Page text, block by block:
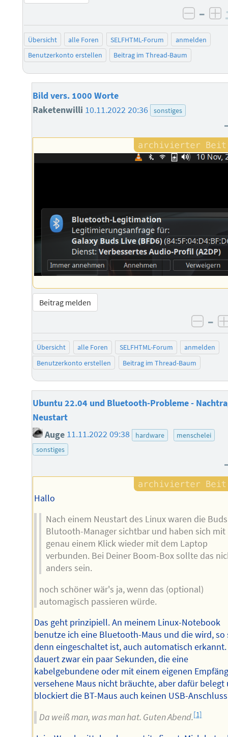
–
Übersicht alle Foren SELFHTML-Forum
anmelden
Benutzerkonto erstellen
Beitrag im Thread-Baum
Bild vers. 1000 Worte
Raketenwilli 10.11.2022 20:36 sonstiges
Beitrag melden
–
Übersicht alle Foren SELFHTML-Forum
anmelden
Benutzerkonto erstellen
Beitrag im Thread-Baum
Ubuntu 22.04 und Bluetooth-Probleme -
Neustart
Auge 11.11.2022 09:38 hardware
menschelei
sonstiges
Hallo
Nach einem Neustart des Linux waren die
Blutooth-Manager sichtbar und haben sich mit
genau einem Klick wieder mit dem Laptop
verbunden. Bei Deiner Boom-Box sollte das
anders sein.
noch schöner wär's ja, wenn das (optional)
automagisch passieren würde.
Das geht prinzipiell. An meinem Linux-Notebook
benutze ich eine Bluetooth-Maus und die wird, so
denn eingeschaltet ist, auch automatisch erkannt.
dauert zwar ein paar Sekunden, die eine
kabelgebundene oder mit einem eigenen
versehene Maus nicht bräuchte, aber dafür belegt
blockiert die BT-Maus auch keinen USB-
Da weiß man, was man hat. Guten Abend.[1]